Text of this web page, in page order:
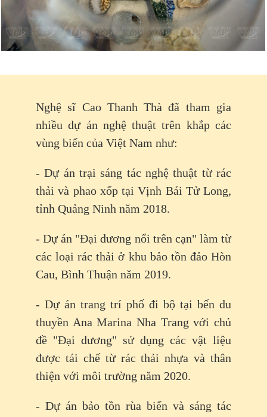
Nghệ sĩ Cao Thanh Thà đã tham gia
nhiều dự án nghệ thuật trên khắp các
vùng biển của Việt Nam như:
- Dự án trại sáng tác nghệ thuật từ rác
thải và phao xốp tại Vịnh Bái Tử Long,
tỉnh Quảng Ninh năm 2018.
- Dự án "Đại dương nổi trên cạn" làm từ
các loại rác thải ở khu bảo tồn đảo Hòn
Cau, Bình Thuận năm 2019.
- Dự án trang trí phố đi bộ tại bến du
thuyền Ana Marina Nha Trang với chủ
đề "Đại dương" sử dụng các vật liệu
được tái chế từ rác thải nhựa và thân
thiện với môi trường năm 2020.
- Dự án bảo tồn rùa biển và sáng tác